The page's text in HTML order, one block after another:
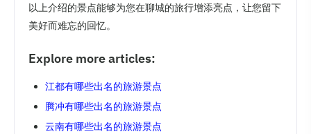
以上介绍的景点能够为您在聊城的旅行增添亮点，让您留下
美好而难忘的回忆。
Explore more articles:
江都有哪些出名的旅游景点
腾冲有哪些出名的旅游景点
云南有哪些出名的旅游景点